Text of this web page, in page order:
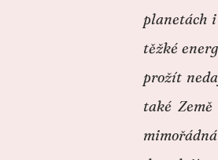
planetách
těžké
prožít
také